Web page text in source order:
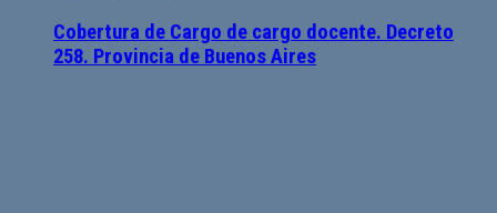
Cobertura de Cargo de cargo docente. Decreto
258. Provincia de Buenos Aires